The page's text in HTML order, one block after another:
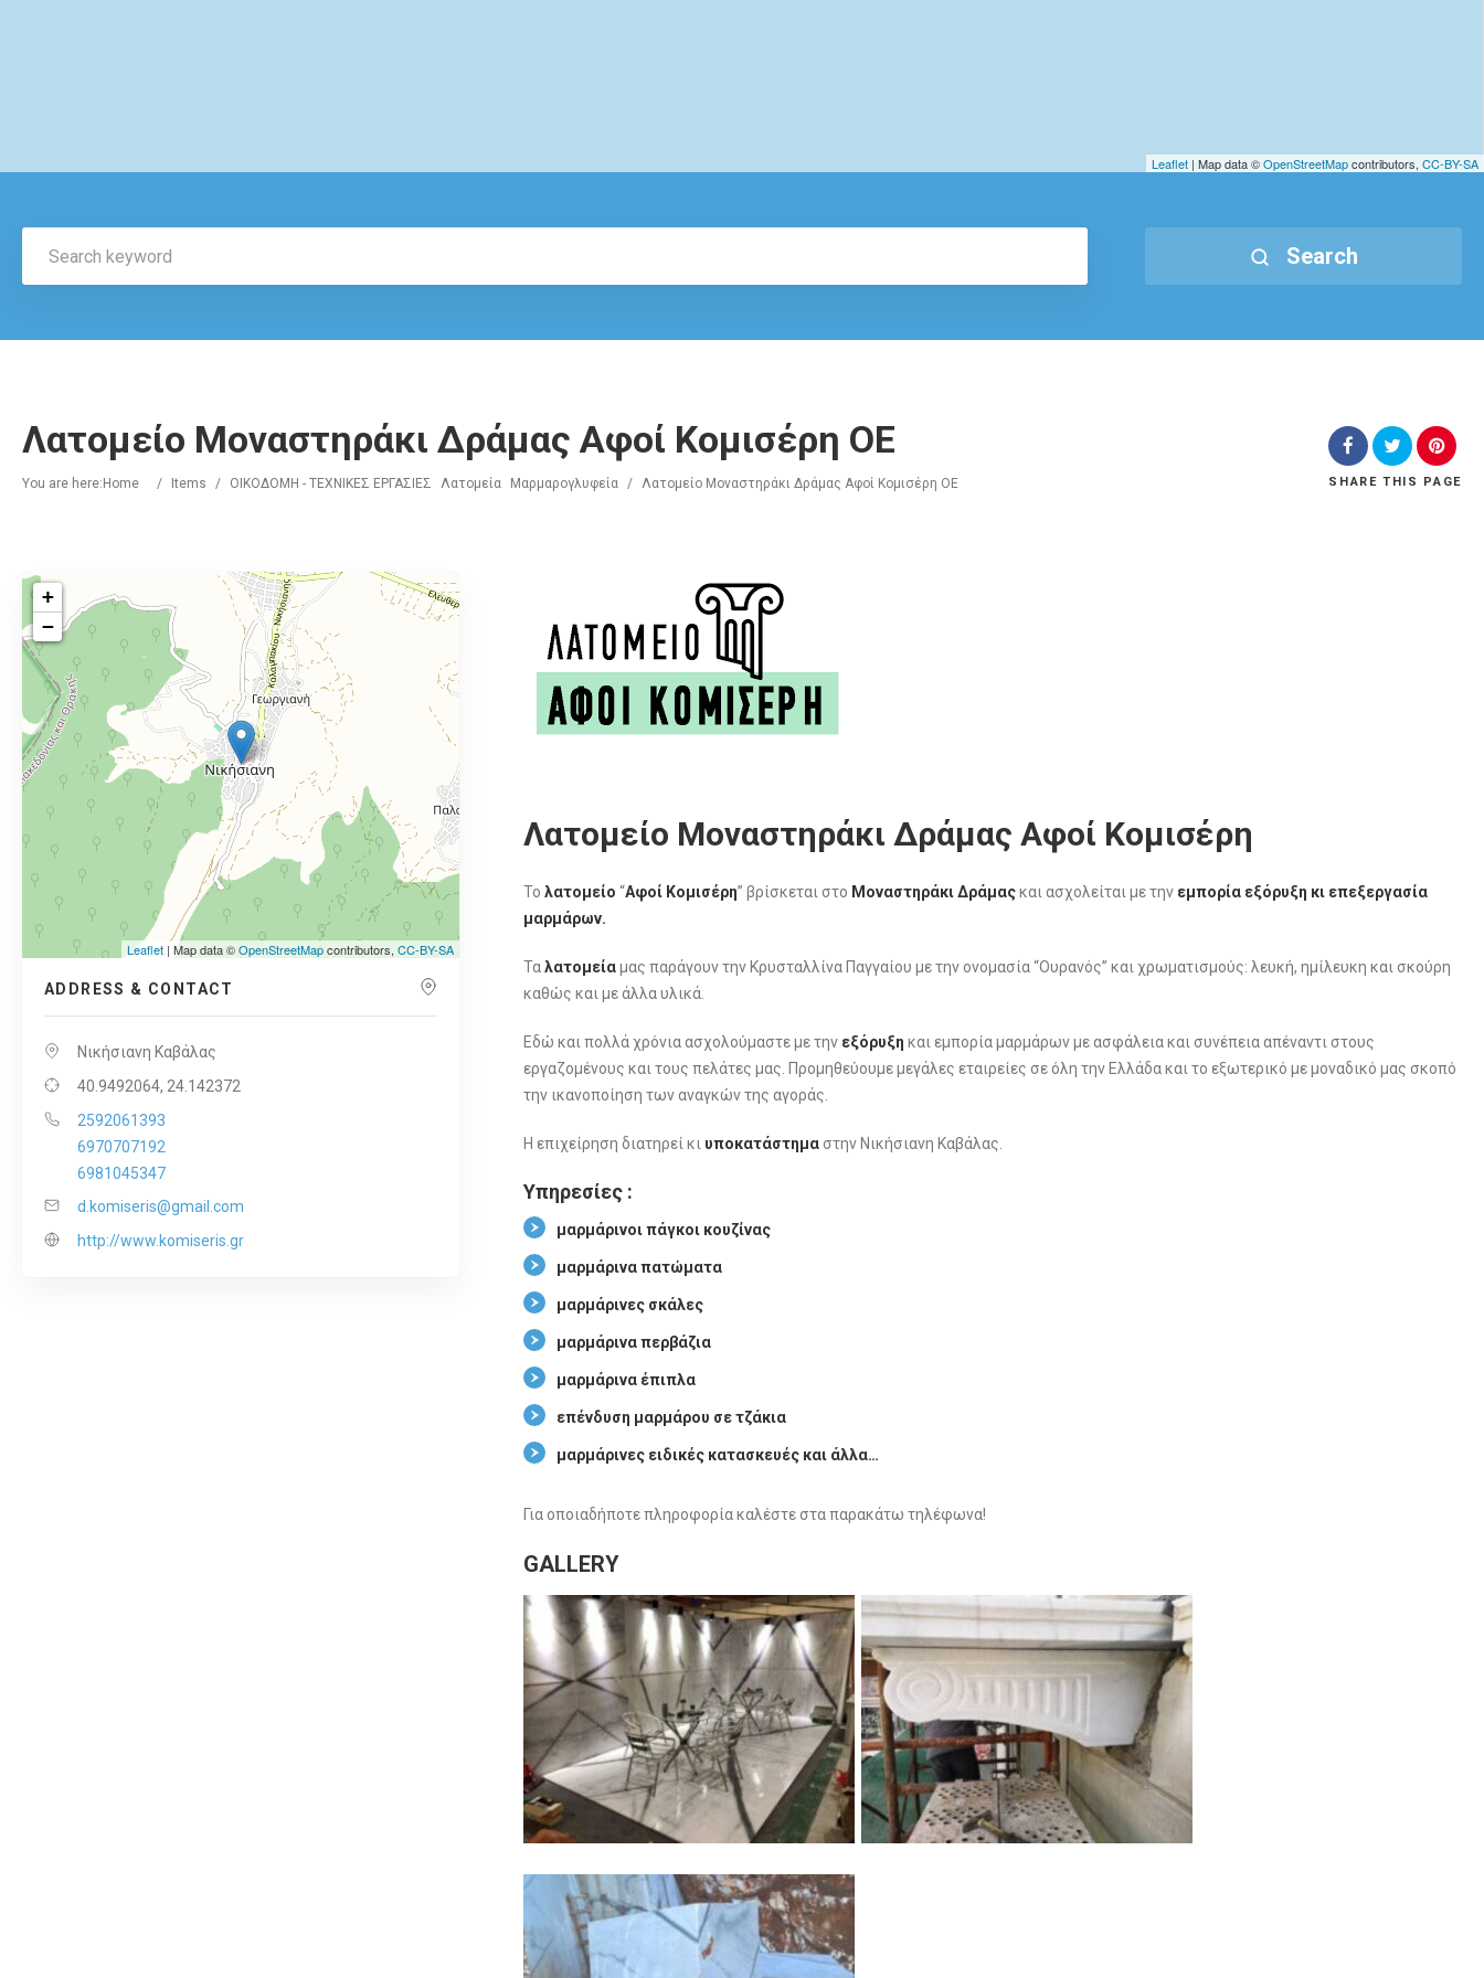
Leaflet | Map data ©OpenStreetMapcontributors, CC-BY-SA
Search
Λατομείο Μοναστηράκι Δράμας Αφοί Κομισέρη ΟΕ
You are here: Home / Items / ΟΙΚΟΔΟΜΗ - ΤΕΧΝΙΚΕΣ ΕΡΓΑΣΙΕΣ Λατομεία Μαρμαρογλυφεία / Λατομείο Μοναστηράκι Δράμας Αφοί Κομισέρη ΟΕ SHARE THIS PAGE
+
−
Leaflet| Map data ©OpenStreetMapcontributors,CC-BY-SA
ADDRESS & CONTACT
Νικήσιανη Καβάλας
40.9492064, 24.142372
2592061393
6970707192
6981045347
d.komiseris@gmail.com
http://www.komiseris.gr
Λατομείο Μοναστηράκι Δράμας Αφοί Κομισέρη
Το λατομείο “Αφοί Κομισέρη” βρίσκεται στο Μοναστηράκι Δράμαςκαι ασχολείται με την εμπορία εξόρυξη κι επεξεργασία
μαρμάρων.
Ταλατομεία μας παράγουν την Κρυσταλλίνα Παγγαίου με την ονομασία “Ουρανός” και χρωματισμούς: λευκή, ημίλευκη και σκούρη
καθώς και με άλλα υλικά.
Εδώ και πολλά χρόνια ασχολούμαστε με την εξόρυξη και εμπορία μαρμάρων με ασφάλεια και συνέπεια απέναντι στους
εργαζομένους και τους πελάτες μας. Προμηθεύουμε μεγάλες εταιρείες σε όλη την Ελλάδα και το εξωτερικό με μοναδικό μας σκοπό
την ικανοποίηση των αναγκών της αγοράς.
Η επιχείρηση διατηρεί κι υποκατάστημαστην Νικήσιανη Καβάλας.
Υπηρεσίες :
μαρμάρινοι πάγκοι κουζίνας
μαρμάρινα πατώματα
μαρμάρινες σκάλες
μαρμάρινα περβάζια
μαρμάρινα έπιπλα
επένδυση μαρμάρου σε τζάκια
μαρμάρινες ειδικές κατασκευές και άλλα…
Για οποιαδήποτε πληροφορία καλέστε στα παρακάτω τηλέφωνα!
GALLERY